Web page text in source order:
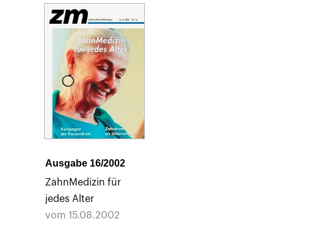
Ausgabe 16/2002
ZahnMedizin für
jedes Alter
vom 15.08.2002